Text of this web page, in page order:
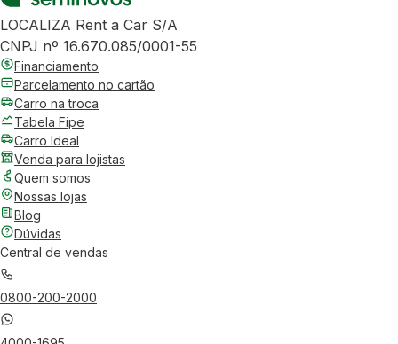
LOCALIZA Rent a Car S/A
CNPJ nº 16.670.085/0001-55
Financiamento
Parcelamento no cartão
Carro na troca
Tabela Fipe
Carro Ideal
Venda para lojistas
Quem somos
Nossas lojas
Blog
Dúvidas
Central de vendas
0800-200-2000